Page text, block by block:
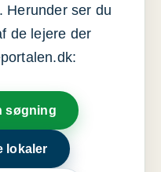
Herunder ser du
de lejere der
søgning
lokaler